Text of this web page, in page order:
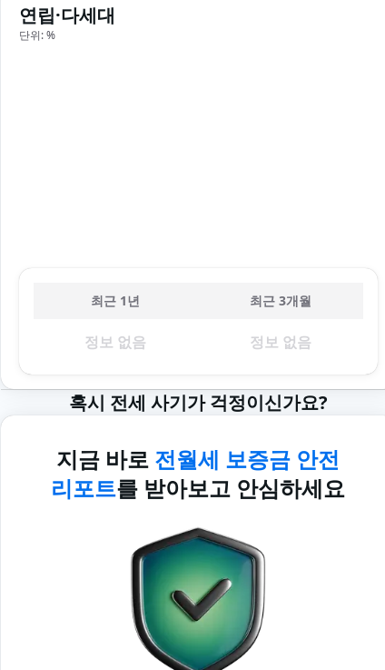
연립·다세대
단위: %
최근 1년 최근 3개월
정보 없음 정보 없음
혹시 전세 사기가 걱정이신가요?
지금 바로 전월세 보증금 안전
리포트를 받아보고 안심하세요